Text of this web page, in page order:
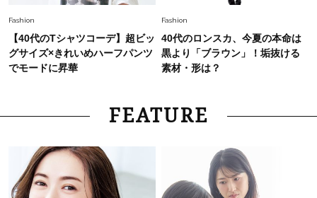
Fashion
【40代のTシャツコーデ】超ビッ
グサイズ×きれいめハーフパンツ
でモードに昇華
Fashion
40代のロンスカ、今夏の本命は
黒より「ブラウン」！垢抜ける
素材・形は？
FEATURE